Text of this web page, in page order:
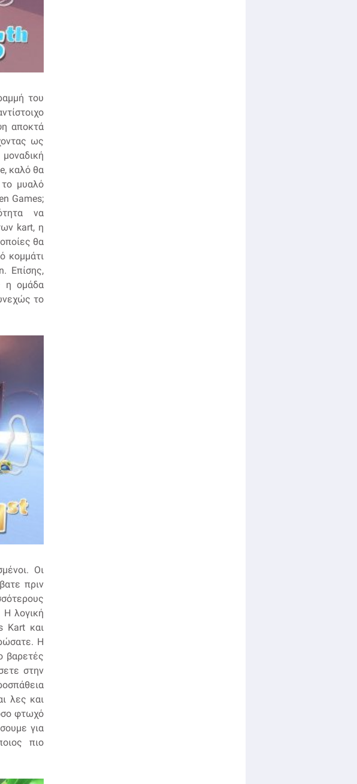
του
αποκτά
ως
καλό θα
μυαλό
Games;
να
kart, η
θα
κομμάτι
Επίσης,
η ομάδα
το
Οι
πριν
λογική
Kart και
Η
βαρετές
στην
λες και
φτωχό
για
πιο